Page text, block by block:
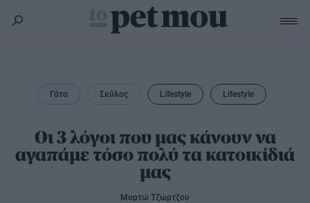
Εκπαίδευση
Lifestyle
Υγεία
Διατροφή
Άλλα κατοικίδια
Lifestyle Lifestyle
Γάτα Σκύλος
Οι 3 λόγοι που μας κάνουν να
αγαπάμε τόσο πολύ τα κατοικίδιά
μας
Μυρτώ Τζώρτζου